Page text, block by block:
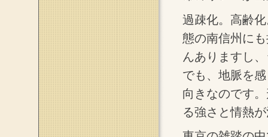
過疎化。高齢
態の南信州に
んありますし
でも、地脈を
向きなのです
る強さと情熱